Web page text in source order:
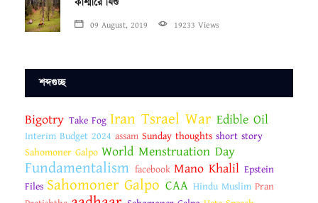
কাশ্মীরে যিশু
09 August, 2019 19233 Views
শব্দগুচ্ছ
Bigotry Take Fog Iran Tsrael War Edible Oil
Interim Budget 2024 assam Sunday thoughts short story
Sahomoner Galpo World Menstruation Day
Fundamentalism facebook Mano Khalil Epstein
Files Sahomoner Galpo CAA Hindu Muslim Pran